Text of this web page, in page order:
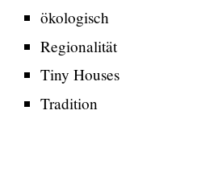
ökologisch
Regionalität
Tiny Houses
Tradition